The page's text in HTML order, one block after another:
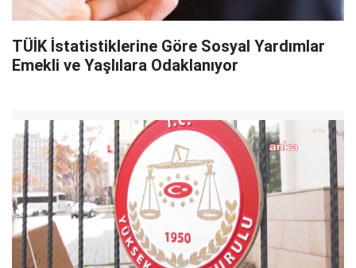
TÜİK İstatistiklerine Göre Sosyal Yardımlar
Emekli ve Yaşlılara Odaklanıyor